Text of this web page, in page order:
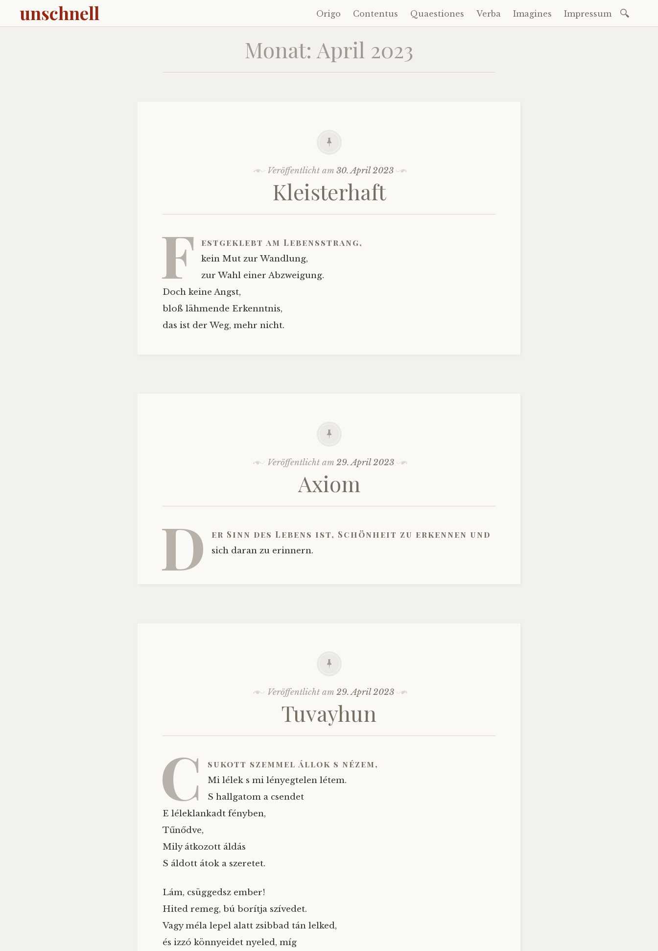
unschnell
Zum
Inhalt
springen
Origo Contentus Quaestiones Verba Imagines Impressum
Monat: April 2023
Veröffentlicht am30. April 2023
Kleisterhaft
F estgeklebt am Lebensstrang,
kein Mut zur Wandlung,
zur Wahl einer Abzweigung.
Doch keine Angst,
bloß lähmende Erkenntnis,
das ist der Weg, mehr nicht.
Veröffentlicht am 29. April 2023
Axiom
D er Sinn des Lebens ist, Schönheit zu erkennen und
sich daran zu erinnern.
Veröffentlicht am 29. April 2023
Tuvayhun
C sukott szemmel állok s nézem,
Mi lélek s mi lényegtelen létem.
S hallgatom a csendet
E léleklankadt fényben,
Tűnődve,
Mily átkozott áldás
S áldott átok a szeretet.
Lám, csüggedsz ember!
Hited remeg, bú borítja szívedet.
Vagy méla lepel alatt zsibbad tán lelked,
és izzó könnyeidet nyeled, míg